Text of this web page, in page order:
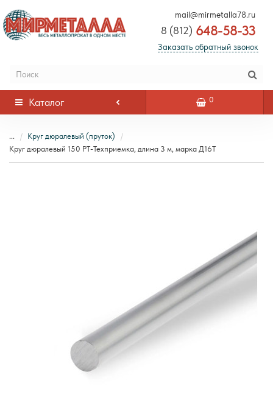
mail@mirmetalla78.ru
8 (812) 648-58-33
Заказать обратный звонок
Каталог 0
...
Круг дюралевый (пруток)
Круг дюралевый 150 РТ-Техприемка, длина 3 м, марка Д16Т